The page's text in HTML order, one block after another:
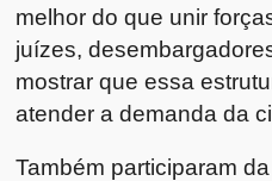
melhor do que unir
juízes,
mostrar que essa
atender a demanda da
Também participaram